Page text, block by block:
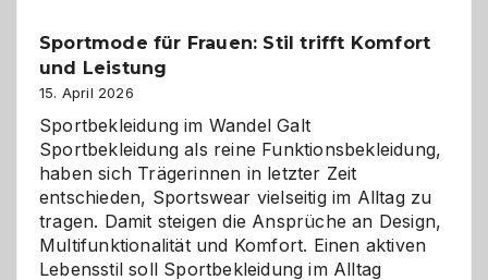
gegen
Chaos
Sportmode für Frauen: Stil trifft Komfort
und Leistung
15. April 2026
Sportbekleidung im Wandel Galt
Sportbekleidung als reine Funktionsbekleidung,
haben sich Trägerinnen in letzter Zeit
entschieden, Sportswear vielseitig im Alltag zu
tragen. Damit steigen die Ansprüche an Design,
Multifunktionalität und Komfort. Einen aktiven
Lebensstil soll Sportbekleidung im Alltag